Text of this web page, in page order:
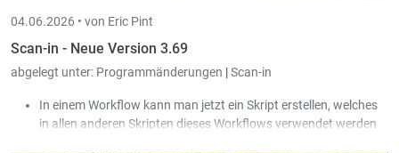
04.06.2026 • von Eric Pint
Scan-in - Neue Version 3.69
abgelegt unter: Programmänderungen |Scan-in
In einem Workflow kann man jetzt ein Skript erstellen, welches
in allen anderen Skripten dieses Workflows verwendet werden